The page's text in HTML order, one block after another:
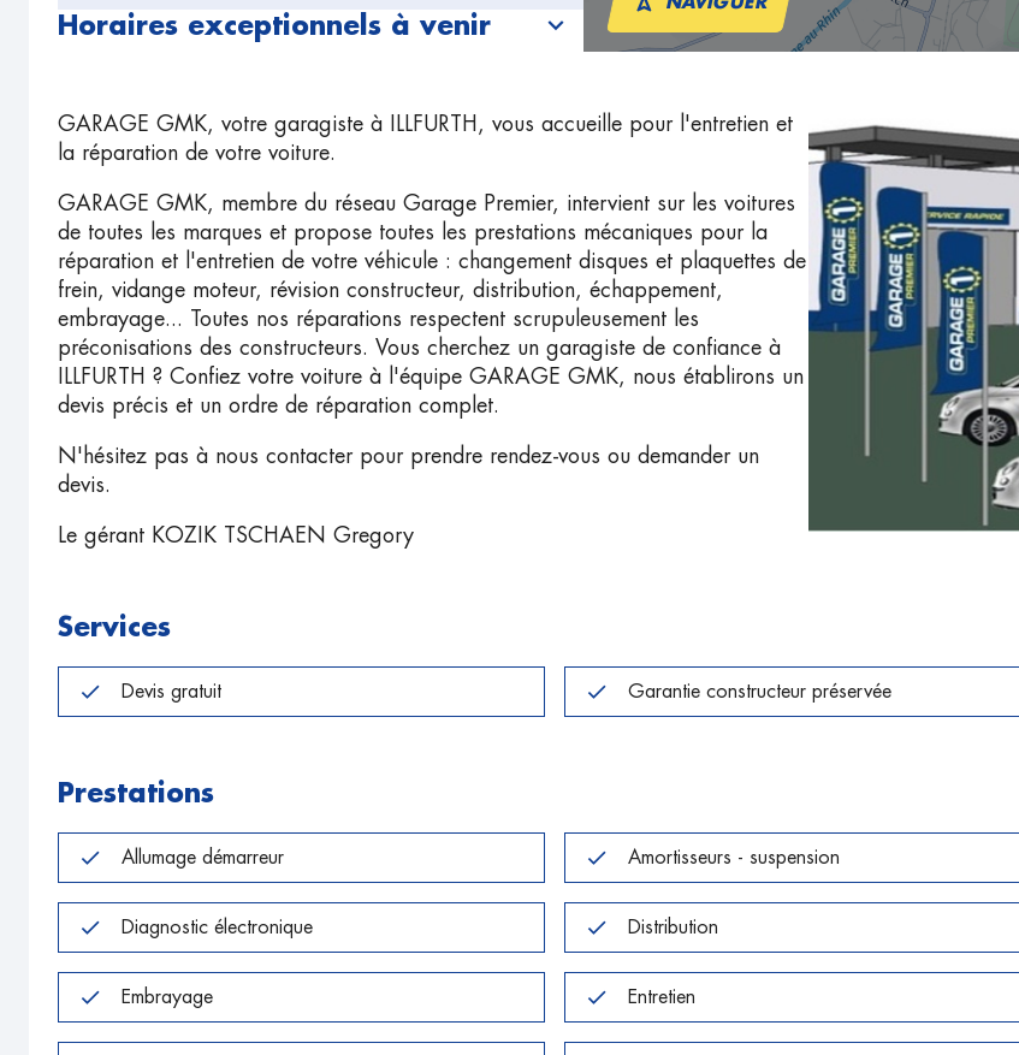
Horaires exceptionnels à venir
GARAGE GMK, votre garagiste à ILLFURTH, vous accueille pour l'entretien et
la réparation de votre voiture.
GARAGE GMK, membre du réseau Garage Premier, intervient sur les voitures
de toutes les marques et propose toutes les prestations mécaniques pour la
réparation et l'entretien de votre véhicule : changement disques et plaquettes de
frein, vidange moteur, révision constructeur, distribution, échappement,
embrayage... Toutes nos réparations respectent scrupuleusement les
préconisations des constructeurs. Vous cherchez un garagiste de confiance à
ILLFURTH ? Confiez votre voiture à l'équipe GARAGE GMK, nous établirons un
devis précis et un ordre de réparation complet.
N'hésitez pas à nous contacter pour prendre rendez-vous ou demander un
devis.
Le gérant KOZIK TSCHAEN Gregory
Services
Devis gratuit Garantie constructeur préservée
Prestations
Allumage démarreur Amortisseurs - suspension
Diagnostic électronique Distribution
Embrayage Entretien